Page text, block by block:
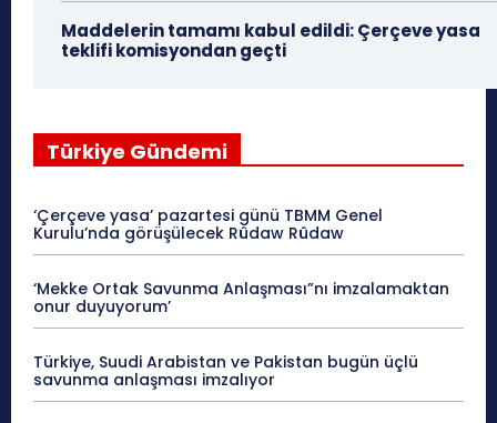
Maddelerin tamamı kabul edildi: Çerçeve yasa
teklifi komisyondan geçti
Türkiye Gündemi
‘Çerçeve yasa’ pazartesi günü TBMM Genel
Kurulu’nda görüşülecek Rûdaw Rûdaw
‘Mekke Ortak Savunma Anlaşması”nı imzalamaktan
onur duyuyorum’
Türkiye, Suudi Arabistan ve Pakistan bugün üçlü
savunma anlaşması imzalıyor